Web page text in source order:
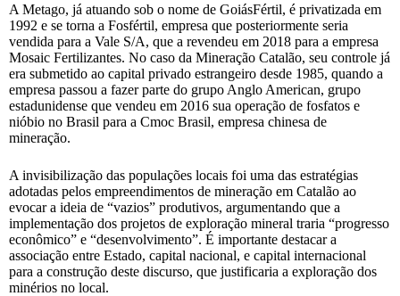
A Metago, já atuando sob o nome de GoiásFértil, é privatizada em
1992 e se torna a Fosfértil, empresa que posteriormente seria
vendida para a Vale S/A, que a revendeu em 2018 para a empresa
Mosaic Fertilizantes. No caso da Mineração Catalão, seu controle já
era submetido ao capital privado estrangeiro desde 1985, quando a
empresa passou a fazer parte do grupo Anglo American, grupo
estadunidense que vendeu em 2016 sua operação de fosfatos e
nióbio no Brasil para a Cmoc Brasil, empresa chinesa de
mineração.
A invisibilização das populações locais foi uma das estratégias
adotadas pelos empreendimentos de mineração em Catalão ao
evocar a ideia de “vazios” produtivos, argumentando que a
implementação dos projetos de exploração mineral traria “progresso
econômico” e “desenvolvimento”. É importante destacar a
associação entre Estado, capital nacional, e capital internacional
para a construção deste discurso, que justificaria a exploração dos
minérios no local.